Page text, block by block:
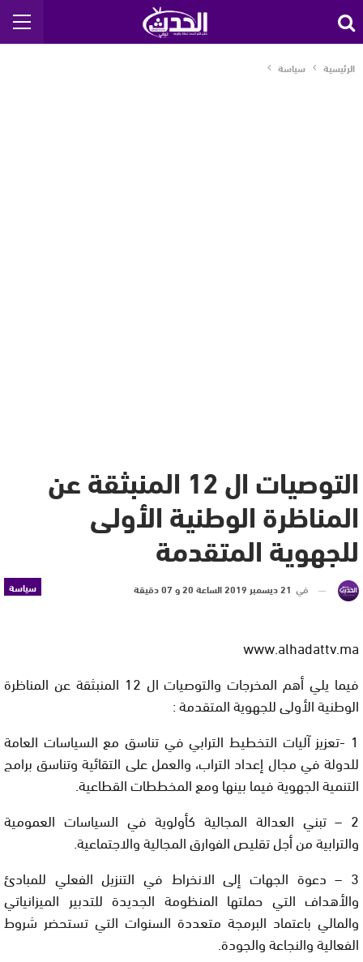
الرئيسية سياسة
التوصيات ال 12 المنبثقة عن
المناظرة الوطنية الأولى
للجهوية المتقدمة
سياسة في 21 ديسمبر 2019 الساعة 20 و 07 دقيقة
www.alhadattv.ma
فيما يلي أهم المخرجات والتوصيات ال 12 المنبثقة عن المناظرة
الوطنية الأولى للجهوية المتقدمة :
1 -تعزيز آليات التخطيط الترابي في تناسق مع السياسات العامة
للدولة في مجال إعداد التراب، والعمل على التقائية وتناسق برامج
التنمية الجهوية فيما بينها ومع المخططات القطاعية.
2 – تبني العدالة المجالية كأولوية في السياسات العمومية
والترابية من أجل تقليص الفوارق المجالية والاجتماعية.
3 – دعوة الجهات إلى الانخراط في التنزيل الفعلي للمبادئ
والأهداف التي حملتها المنظومة الجديدة للتدبير الميزانياتي
والمالي باعتماد البرمجة متعددة السنوات التي تستحضر شروط
الفعالية والنجاعة والجودة.